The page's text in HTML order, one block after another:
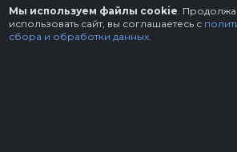
Мы используем файлы cookie .
использовать сайт, вы соглашаетесь с
сбора и обработки данных